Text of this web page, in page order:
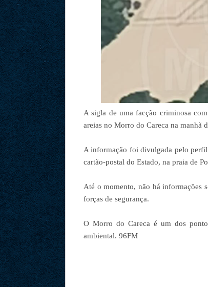
A sigla de uma facção criminosa
areias no Morro do Careca na manhã
A informação foi divulgada pelo
cartão-postal do Estado, na praia de
Até o momento, não há informações
forças de segurança.
O Morro do Careca é um dos
ambiental. 96FM